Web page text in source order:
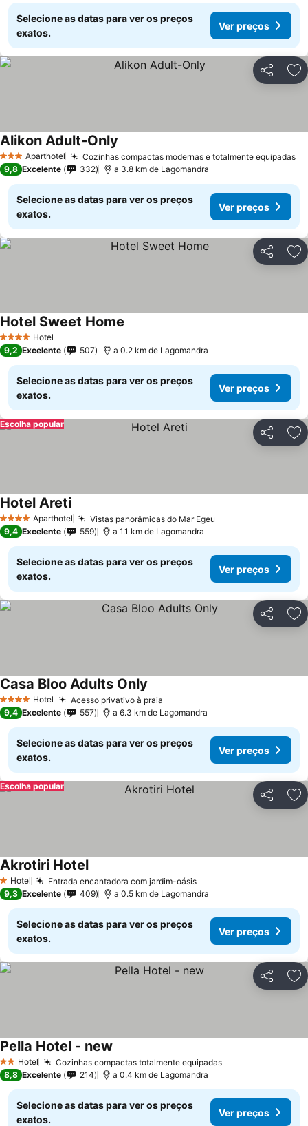
Selecione as datas para ver os preços
exatos.
Ver preços
Partilhar
3 EstrelasAparthotel Cozinhas compactas modernas e totalmente equipadas
Alikon Adult-Only
9,8 Excelente 332 a 3.8 km de Lagomandra
Selecione as datas para ver os preços
exatos.
Ver preços
Partilhar
4 EstrelasHotel
Hotel Sweet Home
9,2 Excelente 507 a 0.2 km de Lagomandra
Selecione as datas para ver os preços
exatos.
Ver preços
Partilhar
Escolha popular
4 EstrelasAparthotel Vistas panorâmicas do Mar Egeu
Hotel Areti
9,4 Excelente 559 a 1.1 km de Lagomandra
Selecione as datas para ver os preços
exatos.
Ver preços
Partilhar
4 EstrelasHotel Acesso privativo à praia
Casa Bloo Adults Only
9,4 Excelente 557 a 6.3 km de Lagomandra
Selecione as datas para ver os preços
exatos.
Ver preços
Partilhar
Escolha popular
1 Estrelas
Hotel Entrada encantadora com jardim-oásis
Akrotiri Hotel
9,3 Excelente 409 a 0.5 km de Lagomandra
Selecione as datas para ver os preços
exatos.
Ver preços
Partilhar
2 Estrelas
Hotel Cozinhas compactas totalmente equipadas
Pella Hotel - new
8,8 Excelente 214 a 0.4 km de Lagomandra
Selecione as datas para ver os preços
exatos.
Ver preços